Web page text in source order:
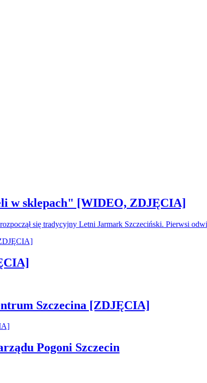
w sklepach" [WIDEO, ZDJĘCIA]
się tradycyjny Letni Jarmark Szczeciński. Pierwsi
Szczecina [ZDJĘCIA]
Pogoni Szczecin